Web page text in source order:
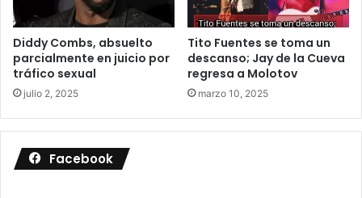
Diddy Combs, absuelto
parcialmente en juicio por
tráfico sexual
julio 2, 2025
Tito Fuentes se toma un
descanso; Jay de la Cueva
regresa a Molotov
marzo 10, 2025
Facebook